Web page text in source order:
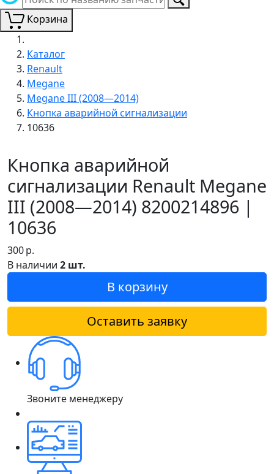
Корзина
Каталог
Renault
Megane
Megane III (2008—2014)
Кнопка аварийной сигнализации
10636
Кнопка аварийной
сигнализации Renault Megane
III (2008—2014) 8200214896 |
10636
300р.
В наличии 2 шт.
В корзину
Оставить заявку
Звоните менеджеру